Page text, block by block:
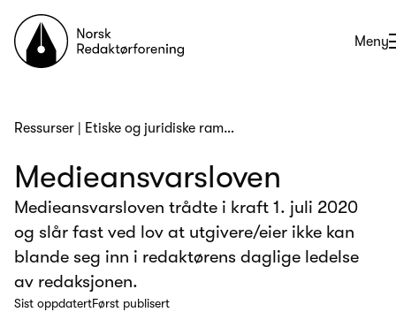
Til forsiden
Åpne
Meny
Ressurser | Etiske og juridiske rammeverk
Medieansvarsloven
Medieansvarsloven trådte i kraft 1. juli 2020
og slår fast ved lov at utgivere/eier ikke kan
blande seg inn i redaktørens daglige ledelse
av redaksjonen.
Sist oppdatertFørst publisert